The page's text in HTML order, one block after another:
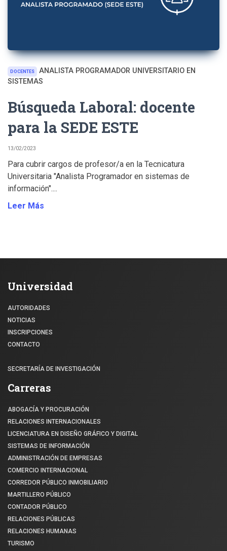
DOCENTES
ANALISTA PROGRAMADOR UNIVERSITARIO EN
SISTEMAS
Búsqueda Laboral: docente
para la SEDE ESTE
13/02/2023
Para cubrir cargos de profesor/a en la Tecnicatura
Universitaria "Analista Programador en sistemas de
información"....
Leer Más
Universidad
AUTORIDADES
NOTICIAS
INSCRIPCIONES
CONTACTO
SECRETARÍA DE INVESTIGACIÓN
Carreras
ABOGACÍA Y PROCURACIÓN
RELACIONES INTERNACIONALES
LICENCIATURA EN DISEÑO GRÁFICO Y DIGITAL
SISTEMAS DE INFORMACIÓN
ADMINISTRACIÓN DE EMPRESAS
COMERCIO INTERNACIONAL
CORREDOR PÚBLICO INMOBILIARIO
MARTILLERO PÚBLICO
CONTADOR PÚBLICO
RELACIONES PÚBLICAS
RELACIONES HUMANAS
TURISMO